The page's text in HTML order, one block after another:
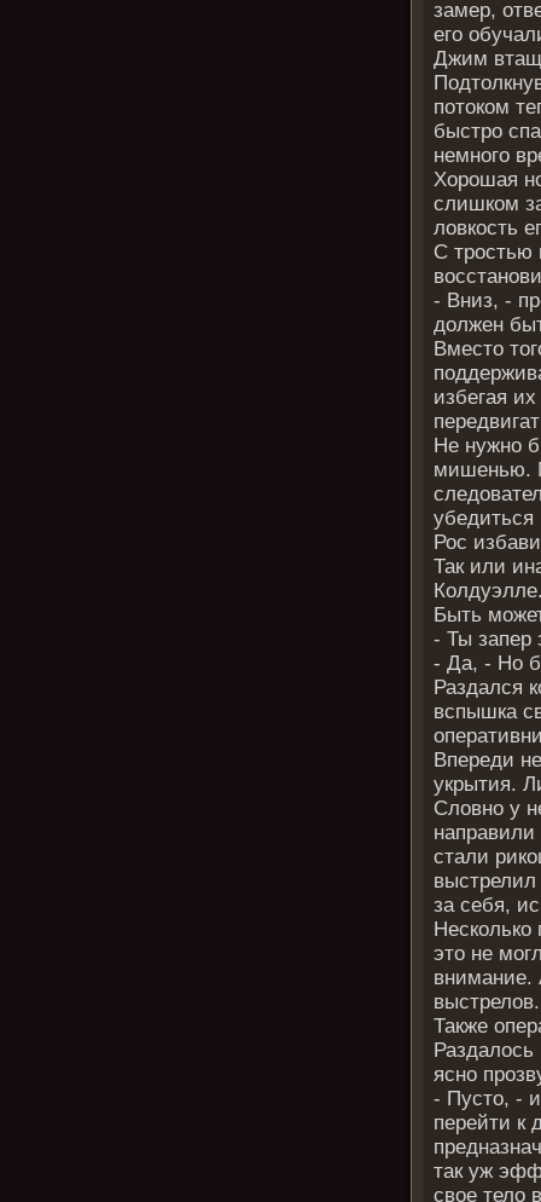
замер,
его
Джим
потоком
быстро
немного
Хорошая
слишком
ловкость
С тростью
- Вниз, -
должен
Вместо
избегая
Не нужно
мишенью.
убедиться
Рос
Так или
Быть
- Ты запер
- Да, - Но
Раздался
вспышка
Впереди
укрытия.
Словно у
стали
за себя,
Несколько
это не
внимание.
выстрелов.
Также
Раздалось
ясно
- Пусто, -
перейти к
так уж
свое тело